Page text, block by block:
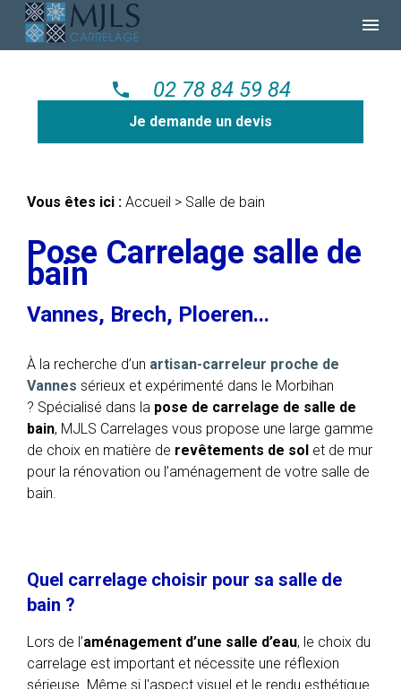
menu
phone 02 78 84 59 84
Je demande un devis
Vous êtes ici : Accueil > Salle de bain
Pose Carrelage salle de
bain
Vannes, Brech, Ploeren...
À la recherche d’un artisan-carreleur proche de
Vannes sérieux et expérimenté dans le Morbihan
? Spécialisé dans la pose de carrelage de salle de
bain, MJLS Carrelages vous propose une large gamme
de choix en matière de revêtements de sol et de mur
pour la rénovation ou l’aménagement de votre salle de
bain.
Quel carrelage choisir pour sa salle de
bain ?
Lors de l’aménagement d’une salle d’eau, le choix du
carrelage est important et nécessite une réflexion
sérieuse. Même si l'aspect visuel et le rendu esthétique
Panneau de gestion des cookies